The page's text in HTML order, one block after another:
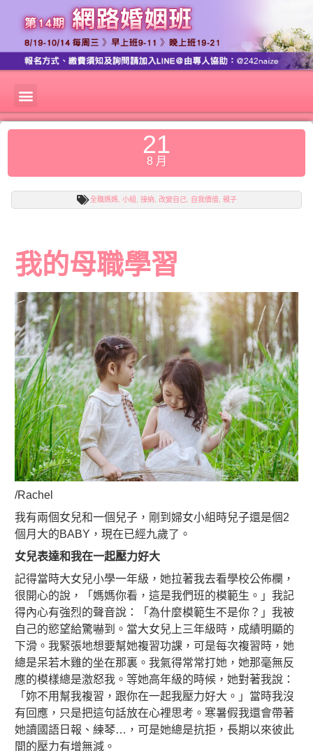
21
8 月
全職媽媽, 小組 接納, 改變自己, 自我價值 親子
我的母職學習
/Rachel
我有兩個女兒和一個兒子，剛到婦女小組時兒子還是個2
個月大的BABY，現在已經九歲了。
女兒表達和我在一起壓力好大
記得當時大女兒小學一年級，她拉著我去看學校公佈欄，
很開心的說，「媽媽你看，這是我們班的模範生。」我記
得內心有強烈的聲音說：「為什麼模範生不是你？」我被
自己的慾望給驚嚇到。當大女兒上三年級時，成績明顯的
下滑。我緊張地想要幫她複習功課，可是每次複習時，她
總是呆若木雞的坐在那裏。我氣得常常打她，她那毫無反
應的模樣總是激怒我。等她高年級的時候，她對著我說：
「妳不用幫我複習，跟你在一起我壓力好大。」當時我沒
有回應，只是把這句話放在心裡思考。寒暑假我還會帶著
她讀國語日報、練琴…，可是她總是抗拒，長期以來彼此
間的壓力有增無減。